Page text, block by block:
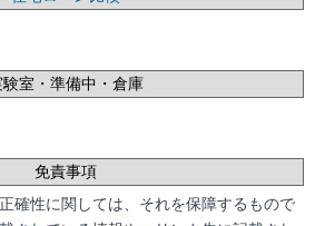
験室・準備中・倉庫
免責事項
確性に関しては、それを保障するもので